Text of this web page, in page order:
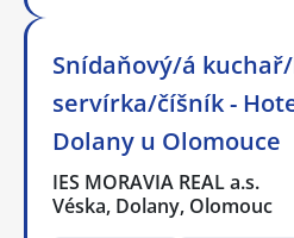
Snídaňový/á
servírka/číšník -
Dolany u Olomouce
IES MORAVIA REAL a.s.
Véska, Dolany, Olomouc